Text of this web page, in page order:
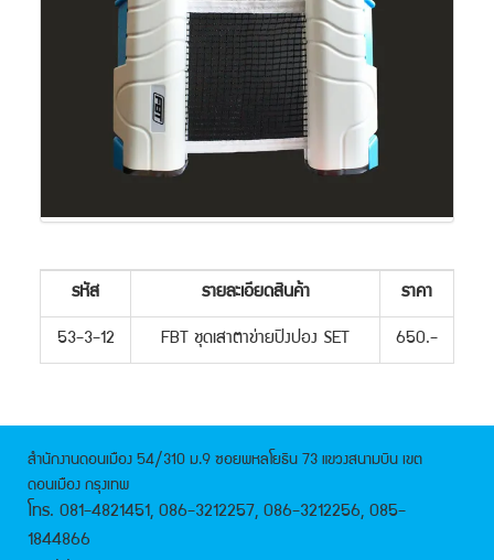
รหัส รายละเอียดสินค้า ราคา
53-3-12 FBT ชุดเสาตาข่ายปิงปอง SET 650.-
สำนักงานดอนเมือง 54/310 ม.9 ซอยพหลโยธิน 73 แขวงสนามบิน เขต
ดอนเมือง กรุงเทพ
โทร. 081-4821451, 086-3212257, 086-3212256, 085-
1844866